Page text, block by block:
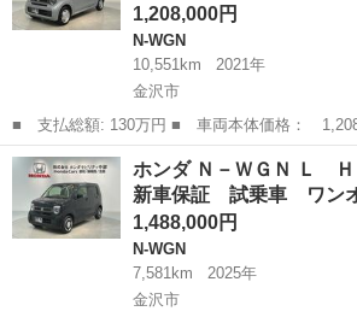
1,208,000円
N-WGN
10,551km
2021年
金沢市
■ 支払総額: 130万円 ■ 車両本体価格： 1,208,000 円 ■ メーカー
名： ホンダ ■ 車種名： Ｎ－ＷＧＮ ■ グレ
センシング 最長５年保証 ワンオーナー ナビ
ｉ ＴＶ ...
石川 金沢市 N-WGN
ホンダ Ｎ－ＷＧＮ Ｌ
新車保証 試乗車 ワン
1,488,000円
N-WGN
7,581km
2025年
金沢市